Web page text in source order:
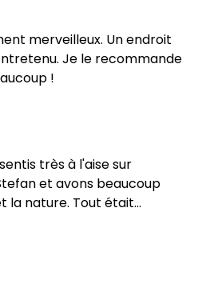
merveilleux. Un endroit
Je le recommande
!
très à l'aise sur
et avons beaucoup
la nature. Tout était
trouvé l'emplacement sans
Nous reviendrons avec